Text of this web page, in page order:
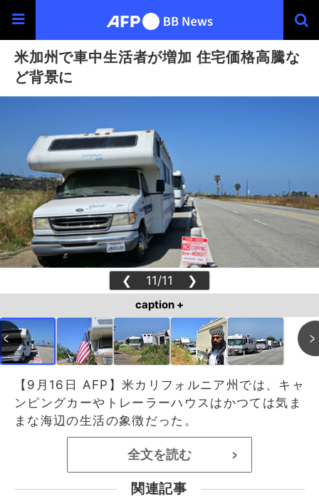
米加州で車中生活者が増加 住宅価格高騰な
ど背景に
❮ 11/11 ❯
caption +
【9月16日 AFP】米カリフォルニア州では、キャ
ンピングカーやトレーラーハウスはかつては気ま
まな海辺の生活の象徴だった。
全文を読む >
関連記事